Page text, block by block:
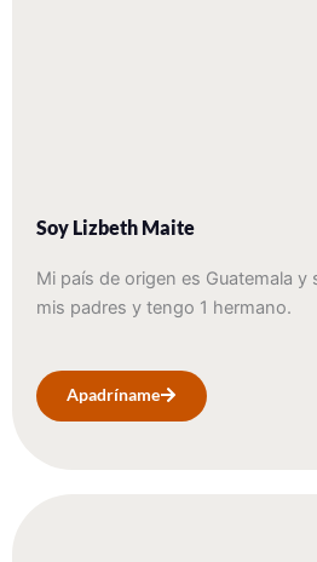
Soy Lizbeth Maite
Mi país de origen es Guatemala
mis padres y tengo 1 hermano.
Apadríname